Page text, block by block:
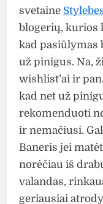
svetaine
blogerių, kurios
kad pasiūlymas
už pinigus. Na,
wishlist’ai ir
kad net už
rekomenduoti
ir nemačiusi.
Baneris jei
norėčiau iš
valandas,
geriausiai